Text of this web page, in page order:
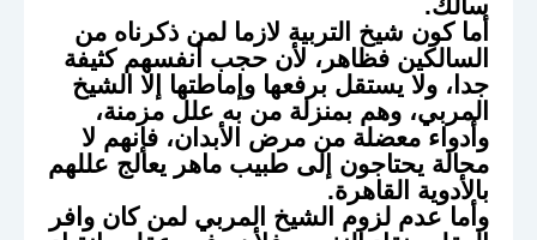
أما كون شيخ التربية لازما لمن ذكرناه من
السالكين فظاهر، لأن حجب أنفسهم كثيفة
جدا، ولا يستقل برفعها وإماطتها إلا الشيخ
المربي، وهم بمنزلة من به علل مزمنة،
وأدواء معضلة من مرض الأبدان، فإنهم لا
محالة يحتاجون إلى طبيب ماهر يعالج عللهم
بالأدوية القاهرة.
وأما عدم لزوم الشيخ المربي لمن كان وافر